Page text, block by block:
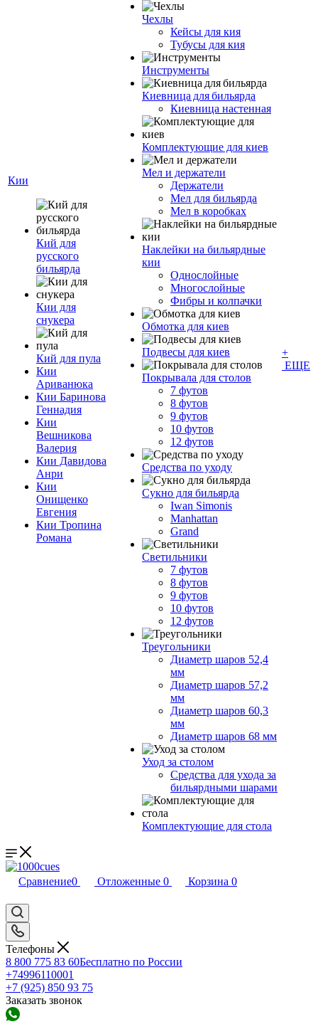
Кии
Кий для
русского
бильярда
Кии для
снукера
Кий для пула
Кии
Ариванюка
Кии Баринова
Геннадия
Кии
Вешникова
Валерия
Кии Давидова
Анри
Кии
Онищенко
Евгения
Кии Тропина
Романа
Чехлы
Кейсы для кия
Тубусы для кия
Инструменты
Киевница для бильярда
Киевница настенная
Комплектующие для киев
Мел и держатели
Держатели
Мел для бильярда
Мел в коробках
Наклейки на бильярдные
кии
Однослойные
Многослойные
Фибры и колпачки
Обмотка для киев
Подвесы для киев
Покрывала для столов
7 футов
8 футов
9 футов
10 футов
12 футов
Средства по уходу
Сукно для бильярда
Iwan Simonis
Manhattan
Grand
Светильники
7 футов
8 футов
9 футов
10 футов
12 футов
Треугольники
Диаметр шаров 52,4
мм
Диаметр шаров 57,2
мм
Диаметр шаров 60,3
мм
Диаметр шаров 68 мм
Уход за столом
Средства для ухода за
бильярдными шарами
Комплектующие для стола
+
ЕЩЕ
Сравнение0 Отложенные 0 Корзина 0
Телефоны
8 800 775 83 60Бесплатно по России
+74996110001
+7 (925) 850 93 75
Заказать звонок